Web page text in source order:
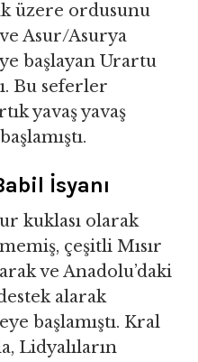
üzere ordusunu
Asur/Asurya
başlayan Urartu
Bu seferler
yavaş yavaş
İsyanı
kuklası olarak
çeşitli Mısır
ve Anadolu’daki
alarak
başlamıştı. Kral
Lidyalıların